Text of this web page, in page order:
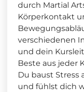
durch Martial
Körperkontakt
verschiedenen
und dein
Beste aus jeder
Du baust Stress
und fühlst dich